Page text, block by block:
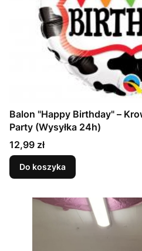
Balon "Happy Birthday" –
Party (Wysyłka 24h)
Cena
12,99 zł
Do koszyka